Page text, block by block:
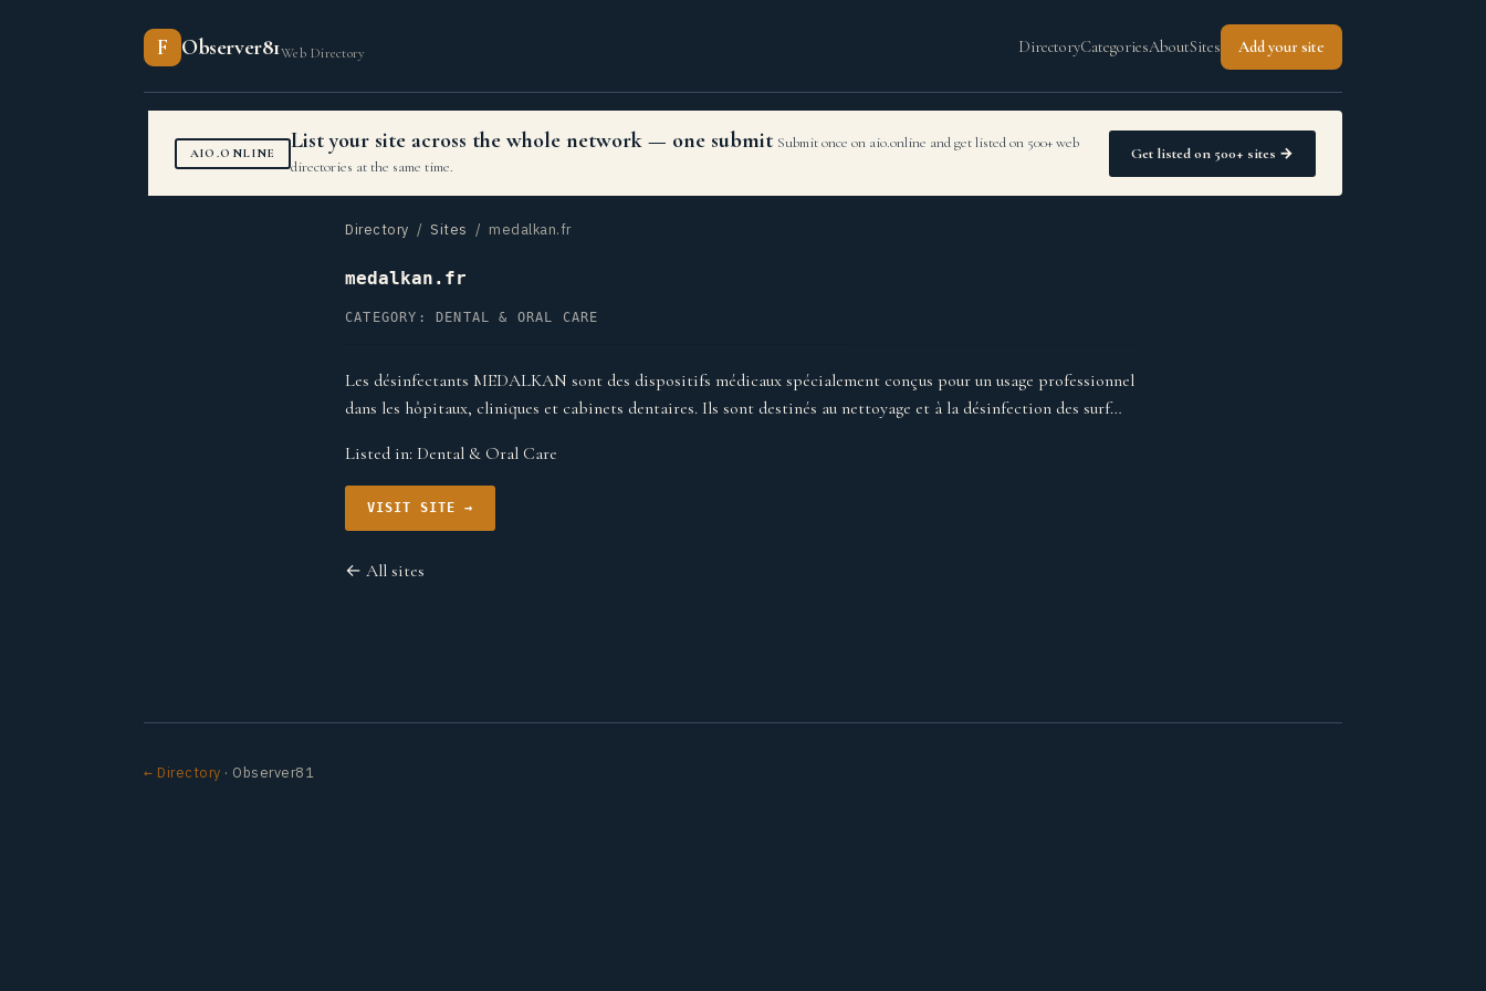
F Observer81Web Directory DirectoryCategoriesAboutSites Add your site
AIO.ONLINE List your site across the whole network — one submit Submit once on aio.online and get listed on 500+ web
directories at the same time.
Get listed on 500+ sites →
Directory / Sites / medalkan.fr
medalkan.fr
CATEGORY: DENTAL & ORAL CARE
Les désinfectants MEDALKAN sont des dispositifs médicaux spécialement conçus pour un usage professionnel
dans les hôpitaux, cliniques et cabinets dentaires. Ils sont destinés au nettoyage et à la désinfection des surf…
Listed in: Dental & Oral Care
VISIT SITE →
← All sites
← Directory · Observer81